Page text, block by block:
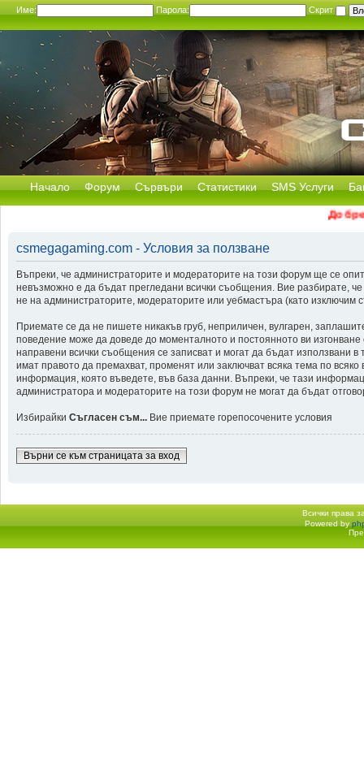
Име: Парола: Скрит
Начало Форум Сървъри Статистики SMS Услуги
Добре
csmegagaming.com - Условия за ползване
Въпреки, че администраторите и модераторите на този форум ще се
невъзможно е да бъдат прегледани всички съобщения. Вие разбирате,
не на администраторите, модераторите или уебмастъра (като изключим
Приемате се да не пишете никакъв груб, неприличен, вулгарен,
поведение може да доведе до моменталното и постоянното ви
направени всички съобщения се записват и могат да бъдат използвани
имат правото да премахват, променят или заключват всяка тема по
информация, която въведете, във база данни. Въпреки, че тази
администратора и модераторите на този форум не могат да бъдат
Избирайки Съгласен съм... Вие приемате горепосочените условия
Върни се към страницата за вход
Всички права
Начало форум Powered by